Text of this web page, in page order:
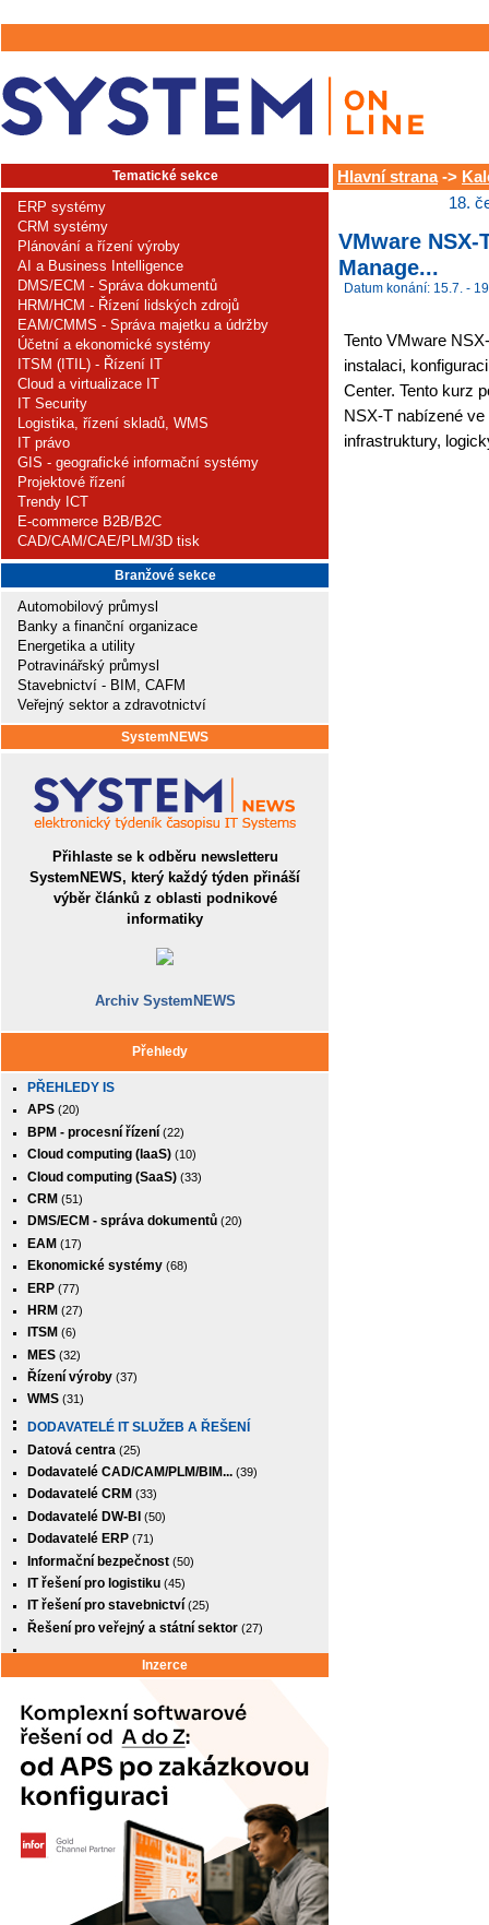
Tematické sekce
ERP systémy
CRM systémy
Plánování a řízení výroby
AI a Business Intelligence
DMS/ECM - Správa dokumentů
HRM/HCM - Řízení lidských zdrojů
EAM/CMMS - Správa majetku a údržby
Účetní a ekonomické systémy
ITSM (ITIL) - Řízení IT
Cloud a virtualizace IT
IT Security
Logistika, řízení skladů, WMS
IT právo
GIS - geografické informační systémy
Projektové řízení
Trendy ICT
E-commerce B2B/B2C
CAD/CAM/CAE/PLM/3D tisk
Branžové sekce
Automobilový průmysl
Banky a finanční organizace
Energetika a utility
Potravinářský průmysl
Stavebnictví - BIM, CAFM
Veřejný sektor a zdravotnictví
SystemNEWS
Přihlaste se k odběru newsletteru
SystemNEWS, který každý týden přináší
výběr článků z oblasti podnikové
informatiky
Archiv SystemNEWS
Přehledy
PŘEHLEDY IS
APS (20)
BPM - procesní řízení (22)
Cloud computing (IaaS) (10)
Cloud computing (SaaS) (33)
CRM (51)
DMS/ECM - správa dokumentů (20)
EAM (17)
Ekonomické systémy (68)
ERP (77)
HRM (27)
ITSM (6)
MES (32)
Řízení výroby (37)
WMS (31)
DODAVATELÉ IT SLUŽEB A ŘEŠENÍ
Datová centra (25)
Dodavatelé CAD/CAM/PLM/BIM... (39)
Dodavatelé CRM (33)
Dodavatelé DW-BI (50)
Dodavatelé ERP (71)
Informační bezpečnost (50)
IT řešení pro logistiku (45)
IT řešení pro stavebnictví (25)
Řešení pro veřejný a státní sektor (27)
Inzerce
Hlavní strana->
18.
VMware
Manage...
Datum konání: 15.7. -
Tento VMware
instalaci,
Center. Tento kurz
NSX-T nabízené
infrastruktury,